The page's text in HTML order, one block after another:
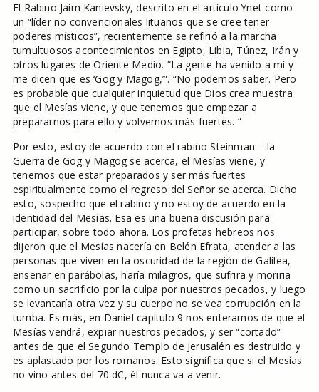
El Rabino Jaim Kanievsky, descrito en el artículo Ynet como
un “líder no convencionales lituanos que se cree tener
poderes místicos”, recientemente se refirió a la marcha
tumultuosos acontecimientos en Egipto, Libia, Túnez, Irán y
otros lugares de Oriente Medio. “La gente ha venido a mí y
me dicen que es ‘Gog y Magog,’”. “No podemos saber. Pero
es probable que cualquier inquietud que Dios crea muestra
que el Mesías viene, y que tenemos que empezar a
prepararnos para ello y volvernos más fuertes. ”
Por esto, estoy de acuerdo con el rabino Steinman – la
Guerra de Gog y Magog se acerca, el Mesías viene, y
tenemos que estar preparados y ser más fuertes
espiritualmente como el regreso del Señor se acerca. Dicho
esto, sospecho que el rabino y no estoy de acuerdo en la
identidad del Mesías. Esa es una buena discusión para
participar, sobre todo ahora. Los profetas hebreos nos
dijeron que el Mesías nacería en Belén Efrata, atender a las
personas que viven en la oscuridad de la región de Galilea,
enseñar en parábolas, haría milagros, que sufrira y moriria
como un sacrificio por la culpa por nuestros pecados, y luego
se levantaría otra vez y su cuerpo no se vea corrupción en la
tumba. Es más, en Daniel capítulo 9 nos enteramos de que el
Mesías vendrá, expiar nuestros pecados, y ser “cortado”
antes de que el Segundo Templo de Jerusalén es destruido y
es aplastado por los romanos. Esto significa que si el Mesías
no vino antes del 70 dC, él nunca va a venir.